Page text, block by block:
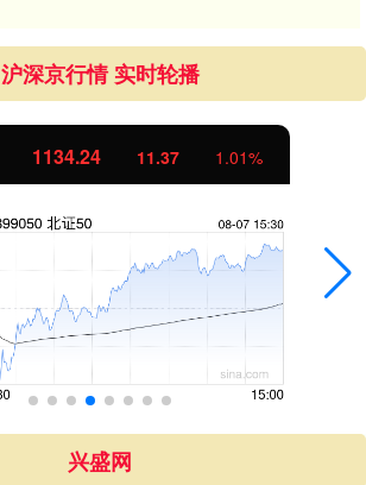
沪深京行情 实时轮播
1134.24 11.37 1.01%
兴盛网